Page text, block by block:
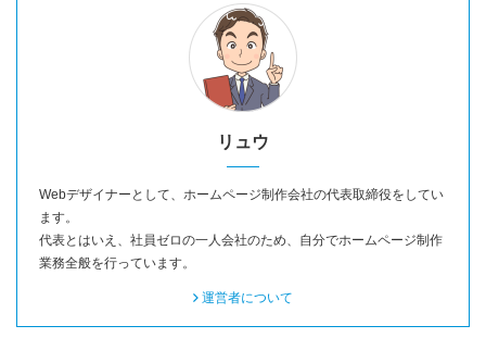
リュウ
Webデザイナーとして、ホームページ制作会社の代表取締役をしてい
ます。
代表とはいえ、社員ゼロの一人会社のため、自分でホームページ制作
業務全般を行っています。
運営者について